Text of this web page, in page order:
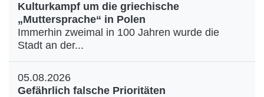
Kulturkampf um die griechische
„Muttersprache“ in Polen
Immerhin zweimal in 100 Jahren wurde die
Stadt an der...
05.08.2026
Gefährlich falsche Prioritäten